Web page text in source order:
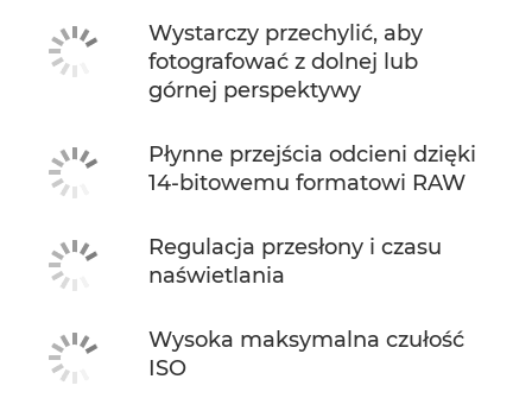
Wystarczy przechylić, aby
fotografować z dolnej lub
górnej perspektywy
Płynne przejścia odcieni dzięki
14-bitowemu formatowi RAW
Regulacja przesłony i czasu
naświetlania
Wysoka maksymalna czułość
ISO